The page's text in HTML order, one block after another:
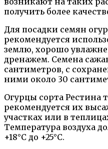
получить более
Для посадки семян
рекомендуется
землю, хорошо
дренажем. Семена
сантиметров, с
ними около 30
Огурцы сорта Рестина
рекомендуется их
участках или в
Температура воздуха
+18°C до +25°C.